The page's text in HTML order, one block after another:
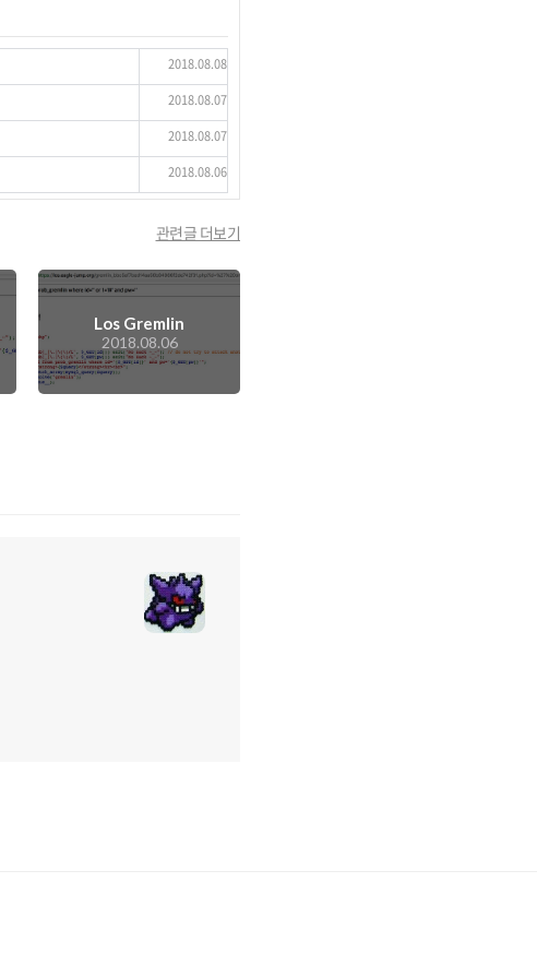
2018.08.08
2018.08.07
2018.08.07
2018.08.06
관련글 더보기
Los Gremlin
2018.08.06